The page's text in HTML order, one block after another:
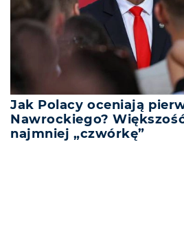
Jak Polacy oceniają
Nawrockiego?
najmniej „czwórkę”